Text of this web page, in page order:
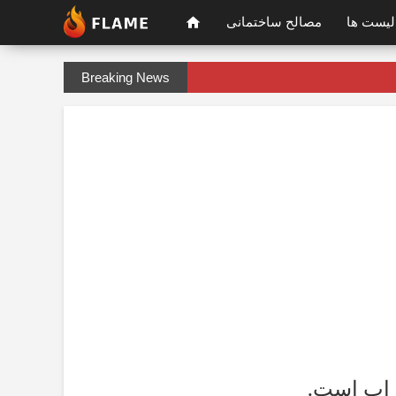
مصالح ساختمانی لیست ها
Breaking News
است.